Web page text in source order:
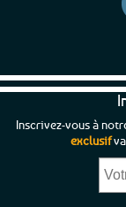
Inscrivez-vous à
exclusif